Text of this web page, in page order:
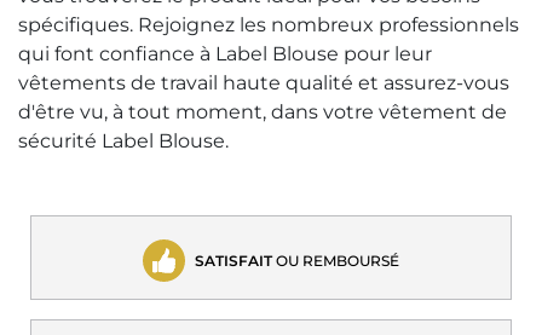
spécifiques. Rejoignez les nombreux professionnels
qui font confiance à Label Blouse pour leur
vêtements de travail haute qualité et assurez-vous
d'être vu, à tout moment, dans votre vêtement de
sécurité Label Blouse.
SATISFAITOU REMBOURSÉ